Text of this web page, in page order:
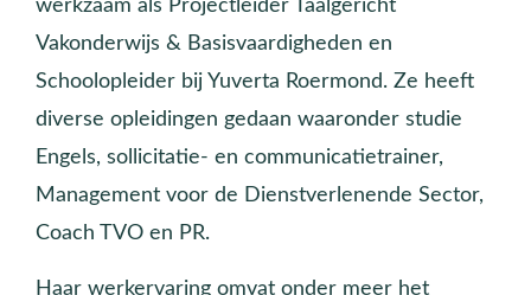
werkzaam als Projectleider Taalgericht
Vakonderwijs & Basisvaardigheden en
Schoolopleider bij Yuverta Roermond. Ze heeft
diverse opleidingen gedaan waaronder studie
Engels, sollicitatie- en communicatietrainer,
Management voor de Dienstverlenende Sector,
Coach TVO en PR.
Haar werkervaring omvat onder meer het